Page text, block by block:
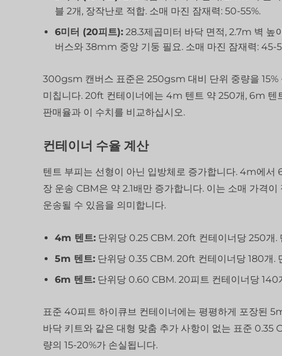
블 2개, 장작난로 적합. 소매 마진 잠재력: 50-55%.
6미터 (20피트): 28.3제곱미터 바닥 면적, 2.7m 벽
버스와 38mm 중앙 기둥 필요. 소매 마진 잠재력: 45-
300gsm 캔버스 표준은 250gsm 대비 단위 중량을
미칩니다. 20ft 컨테이너에는 4m 텐트 약 250개, 6m 텐
판매율과 이 수치를 비교하십시오.
컨테이너 수율 계산
텐트 부피는 선형이 아닌 입방체로 증가합니다. 4m에서
장 운송 CBM은 약 2.1배만 증가합니다. 이는 소매 가격
운송될 수 있음을 의미합니다.
4m 텐트: 단위당 0.25 CBM. 20ft 컨테이너당 250개.
5m 텐트: 단위당 0.35 CBM. 20ft 컨테이너당 180개.
6m 텐트: 단위당 0.60 CBM. 20피트 컨테이너당 140
표준 40피트 하이큐브 컨테이너에는 평평하게 포장된
바닥 키트와 같은 대형 맞춤 추가 사항이 없는 표준 0.35
량의 15-20%가 손실됩니다.